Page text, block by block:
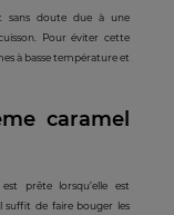
sans doute due à une
Pour éviter cette
à basse température et
caramel
prête lorsqu’elle est
suffit de faire bouger les